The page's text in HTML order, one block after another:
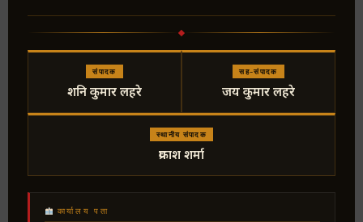
संपादक
शनि कुमार लहरे
सह-संपादक
जय कुमार लहरे
स्थानीय संपादक
प्रकाश शर्मा
कार्यालय पता